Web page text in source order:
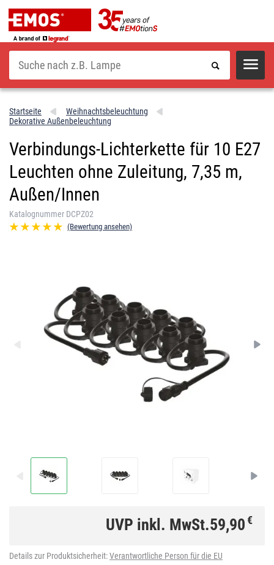
Suche
Startseite
Weihnachtsbeleuchtung
Dekorative Außenbeleuchtung
Verbindungs-Lichterkette für 10 E27
Leuchten ohne Zuleitung, 7,35 m,
Außen/Innen
Katalognummer DCPZ02
(Bewertung ansehen)
UVP inkl. MwSt.59,90€
Details zur Produktsicherheit:Verantwortliche Person für die EU